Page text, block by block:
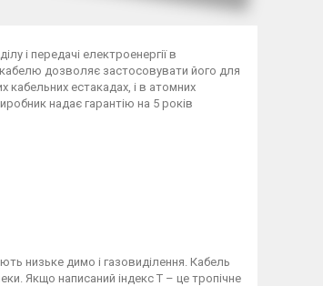
і передачі електроенергії в
кабелю дозволяє застосовувати його для
кабельних естакадах, і в атомних
надає гарантію на 5 років
низьке димо і газовиділення. Кабель
Якщо написаний індекс Т – це тропічне